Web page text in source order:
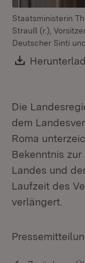
Staatsministerin
Strauß (r.),
Deutscher Sinti
Download:
Die
dem
Roma
Bekenntnis
Landes und
Laufzeit des
verlängert.